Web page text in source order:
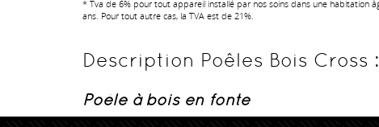
* Tva de 6% pour tout appareil installé par nos soins dans une habitation
ans. Pour tout autre cas, la TVA est de 21%.
Description Poêles Bois Cross :
Poêle à bois en fonte